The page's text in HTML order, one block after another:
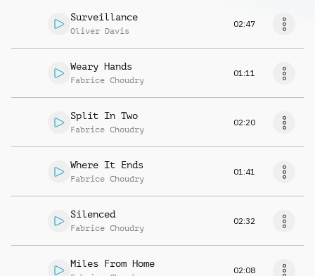
Surveillance
Oliver Davis
02:47
Weary Hands
Fabrice Choudry
01:11
Split In Two
Fabrice Choudry
02:20
Where It Ends
Fabrice Choudry
01:41
Silenced
Fabrice Choudry
02:32
Miles From Home
02:08